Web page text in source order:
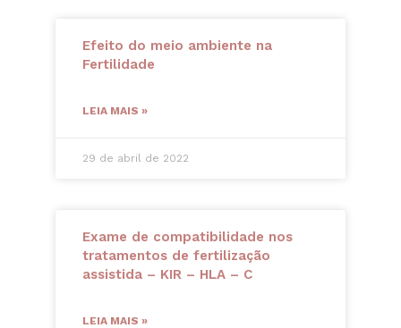
Efeito do meio ambiente na
Fertilidade
LEIA MAIS »
29 de abril de 2022
Exame de compatibilidade nos
tratamentos de fertilização
assistida – KIR – HLA – C
LEIA MAIS »